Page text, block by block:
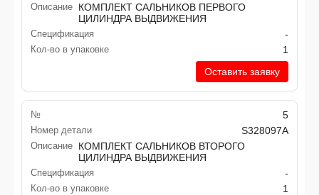
Описание КОМПЛЕКТ САЛЬНИКОВ ПЕРВОГО
ЦИЛИНДРА ВЫДВИЖЕНИЯ
Спецификация -
Кол-во в упаковке
1
Оставить заявку
№ 5
Номер детали S328097A
Описание КОМПЛЕКТ САЛЬНИКОВ ВТОРОГО
ЦИЛИНДРА ВЫДВИЖЕНИЯ
Спецификация -
Кол-во в упаковке
1